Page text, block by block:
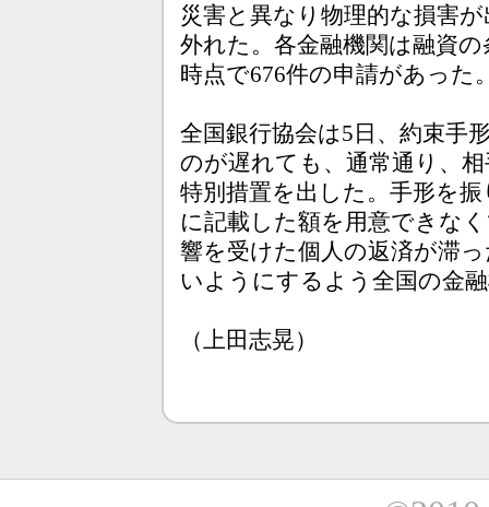
災害と異なり物理的な損害
外れた。各金融機関は融資
時点で676件の申請があった
全国銀行協会は5日、約束手
のが遅れても、通常通り、
特別措置を出した。手形を
に記載した額を用意できな
響を受けた個人の返済が滞
いようにするよう全国の金
（上田志晃）